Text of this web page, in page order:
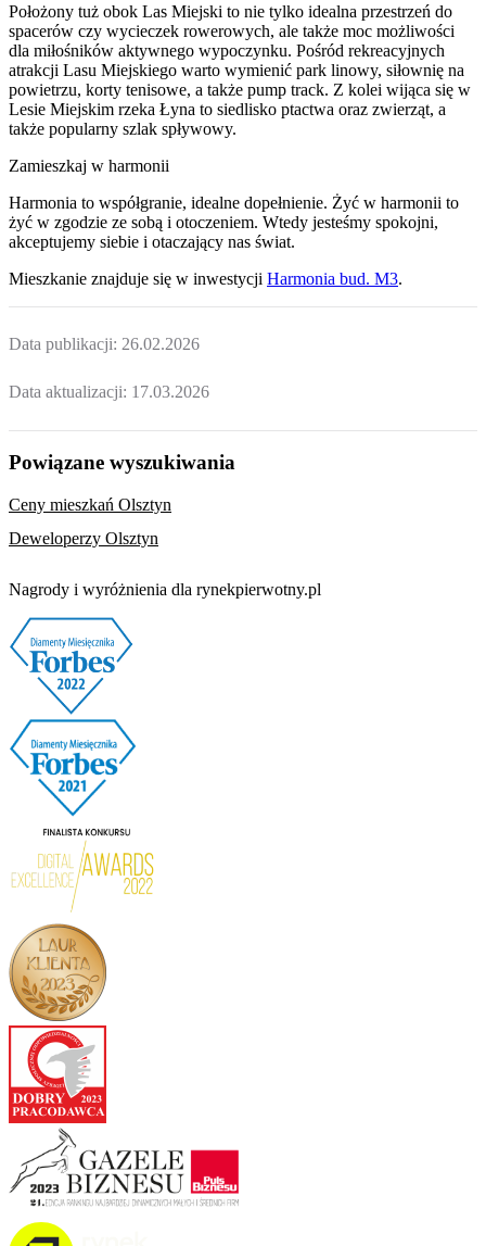
Położony tuż obok Las Miejski to nie tylko idealna przestrzeń do
spacerów czy wycieczek rowerowych, ale także moc możliwości
dla miłośników aktywnego wypoczynku. Pośród rekreacyjnych
atrakcji Lasu Miejskiego warto wymienić park linowy, siłownię na
powietrzu, korty tenisowe, a także pump track. Z kolei wijąca się w
Lesie Miejskim rzeka Łyna to siedlisko ptactwa oraz zwierząt, a
także popularny szlak spływowy.
Zamieszkaj w harmonii
Harmonia to współgranie, idealne dopełnienie. Żyć w harmonii to
żyć w zgodzie ze sobą i otoczeniem. Wtedy jesteśmy spokojni,
akceptujemy siebie i otaczający nas świat.
Mieszkanie znajduje się w inwestycji Harmonia bud. M3.
Data publikacji: 26.02.2026
Data aktualizacji: 17.03.2026
Powiązane wyszukiwania
Ceny mieszkań Olsztyn
Deweloperzy Olsztyn
Nagrody i wyróżnienia dla rynekpierwotny.pl